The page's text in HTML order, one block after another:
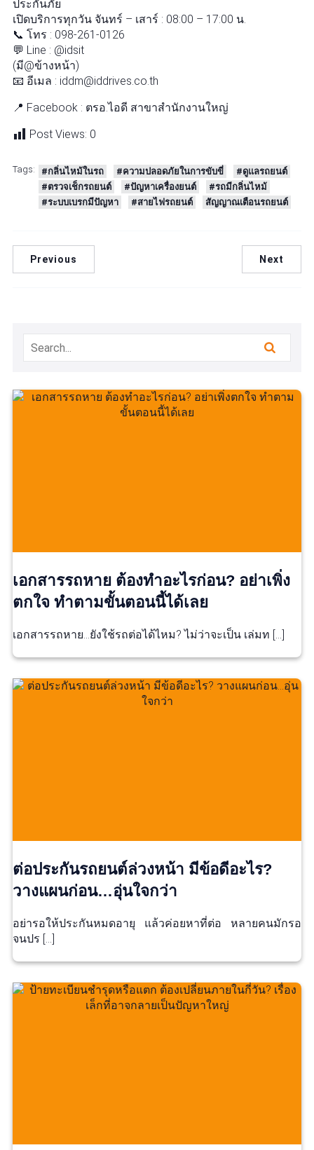
ประกันภัย
เปิดบริการทุกวัน จันทร์ – เสาร์ : 08:00 – 17:00 น.
📞 โทร : 098-261-0126
💬 Line : @idsit
(มี@ข้างหน้า)
📧 อีเมล : iddm@iddrives.co.th
📍 Facebook : ตรอ.ไอดี สาขาสำนักงานใหญ่
Post Views: 0
Tags: #กลิ่นไหม้ในรถ #ความปลอดภัยในการขับขี่
#ดูแลรถยนต์
#ตรวจเช็กรถยนต์
#ปัญหาเครื่องยนต์
#รถมีกลิ่นไหม้
#ระบบเบรกมีปัญหา
#สายไฟรถยนต์ สัญญาณเตือนรถยนต์
Previous Next
เอกสารรถหาย ต้องทำอะไรก่อน? อย่าเพิ่ง
ตกใจ ทำตามขั้นตอนนี้ได้เลย
เอกสารรถหาย…ยังใช้รถต่อได้ไหม? ไม่ว่าจะเป็น เล่มท […]
ต่อประกันรถยนต์ล่วงหน้า มีข้อดีอะไร?
วางแผนก่อน…อุ่นใจกว่า
อย่ารอให้ประกันหมดอายุ แล้วค่อยหาที่ต่อ หลายคนมักรอ
จนปร […]